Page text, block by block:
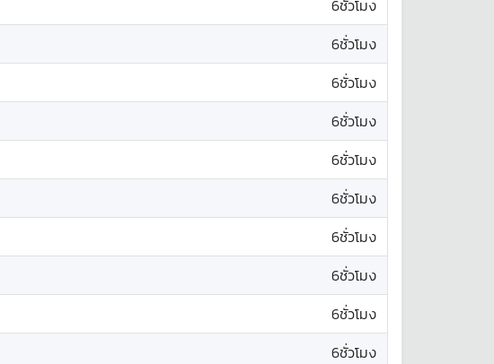
6ชั่วโมง
6ชั่วโมง
6ชั่วโมง
6ชั่วโมง
6ชั่วโมง
6ชั่วโมง
6ชั่วโมง
6ชั่วโมง
6ชั่วโมง
6ชั่วโมง